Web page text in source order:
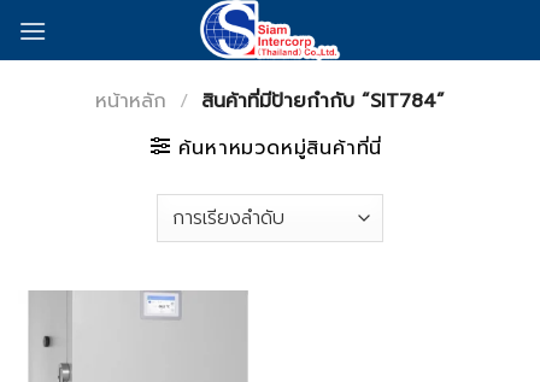
หน้าหลัก / สินค้าที่มีป้ายกำกับ “SIT784”
ค้นหาหมวดหมู่สินค้าที่นี่